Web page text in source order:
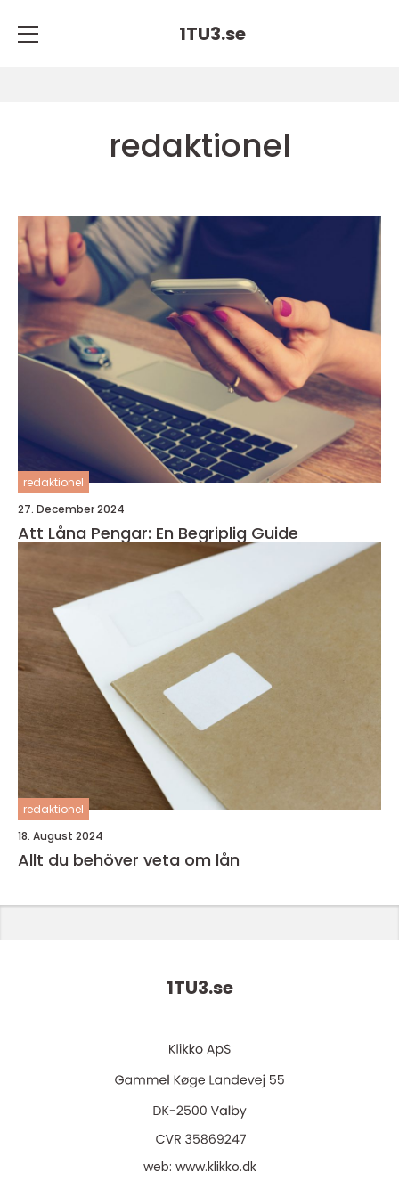
1TU3.se
redaktionel
redaktionel
27. December 2024
Att Låna Pengar: En Begriplig Guide
redaktionel
18. August 2024
Allt du behöver veta om lån
1TU3.se
web: www.klikko.dk